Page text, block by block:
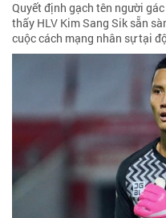
Quyết định gạch tên người
thấy HLV Kim Sang Sik sẵn
cuộc cách mạng nhân sự tại